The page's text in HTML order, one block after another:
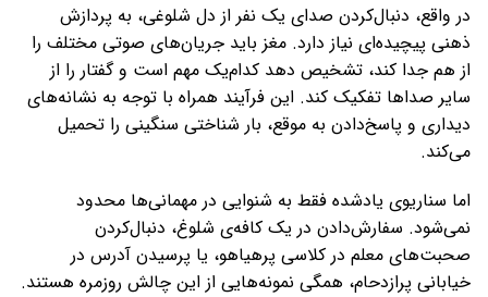
در واقع، دنبال‌کردن صدای یک نفر از دل شلوغی، به پردازش
ذهنی پیچیده‌ای نیاز دارد. مغز باید جریان‌های صوتی مختلف را
از هم جدا کند، تشخیص دهد کدام‌یک مهم است و گفتار را از
سایر صداها تفکیک کند. این فرآیند همراه با توجه به نشانه‌های
دیداری و پاسخ‌دادن به موقع، بار شناختی سنگینی را تحمیل
می‌کند.
اما سناریوی یادشده فقط به شنوایی در مهمانی‌ها محدود
نمی‌شود. سفارش‌دادن در یک کافه‌ی شلوغ، دنبال‌کردن
صحبت‌های معلم در کلاسی پرهیاهو، یا پرسیدن آدرس در
خیابانی پرازدحام، همگی نمونه‌هایی از این چالش روزمره هستند.